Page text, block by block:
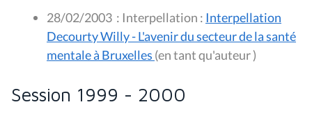
28/02/2003 : Interpellation : Interpellation
Decourty Willy - L'avenir du secteur de la santé
mentale à Bruxelles
(en tant qu'auteur )
Session 1999 - 2000